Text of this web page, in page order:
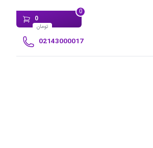
0
0
تومان
02143000017